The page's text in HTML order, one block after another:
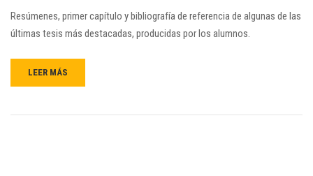
Resúmenes, primer capítulo y bibliografía de referencia de algunas de las
últimas tesis más destacadas, producidas por los alumnos.
LEER MÁS